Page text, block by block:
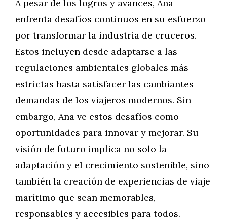
A pesar de los logros y avances, Ana
enfrenta desafíos continuos en su esfuerzo
por transformar la industria de cruceros.
Estos incluyen desde adaptarse a las
regulaciones ambientales globales más
estrictas hasta satisfacer las cambiantes
demandas de los viajeros modernos. Sin
embargo, Ana ve estos desafíos como
oportunidades para innovar y mejorar. Su
visión de futuro implica no solo la
adaptación y el crecimiento sostenible, sino
también la creación de experiencias de viaje
marítimo que sean memorables,
responsables y accesibles para todos.